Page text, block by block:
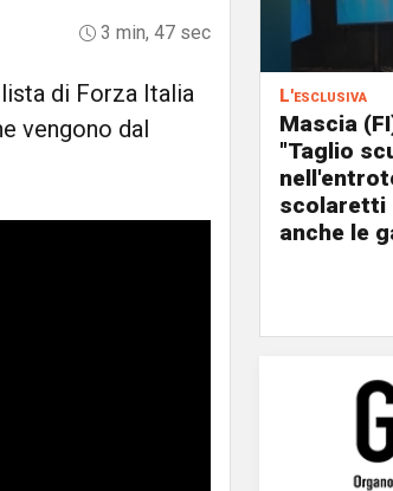
3 min, 47 sec
di Forza Italia
vengono dal
L'esclusiva
Mascia
"Taglio
scolaretti
anche le